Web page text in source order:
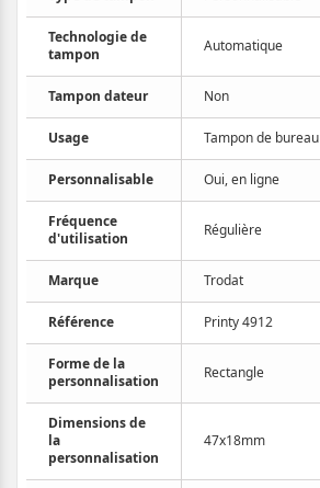
Technologie de
tampon
Automatique
Tampon dateur Non
Usage Tampon de bureau
Personnalisable Oui, en ligne
Fréquence
d'utilisation
Régulière
Marque Trodat
Référence Printy 4912
Forme de la
personnalisation
Rectangle
Dimensions de
la
personnalisation
47x18mm